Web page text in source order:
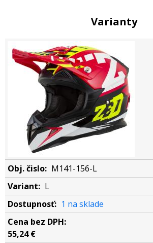
Varianty
M141-156-L
L
1 na sklade
55,24 €